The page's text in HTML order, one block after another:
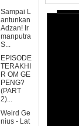
Sampai L
antunkan
Adzan! Ir
manputra
S...
EPISODE
TERAKHI
R OM GE
PENG?
(PART
2)...
Weird Ge
nius - Lat